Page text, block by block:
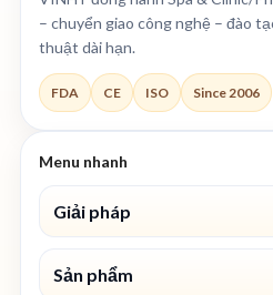
– chuyển giao công nghệ – đào
thuật dài hạn.
FDA CE ISO Since 2006
Menu nhanh
Giải pháp
Sản phẩm